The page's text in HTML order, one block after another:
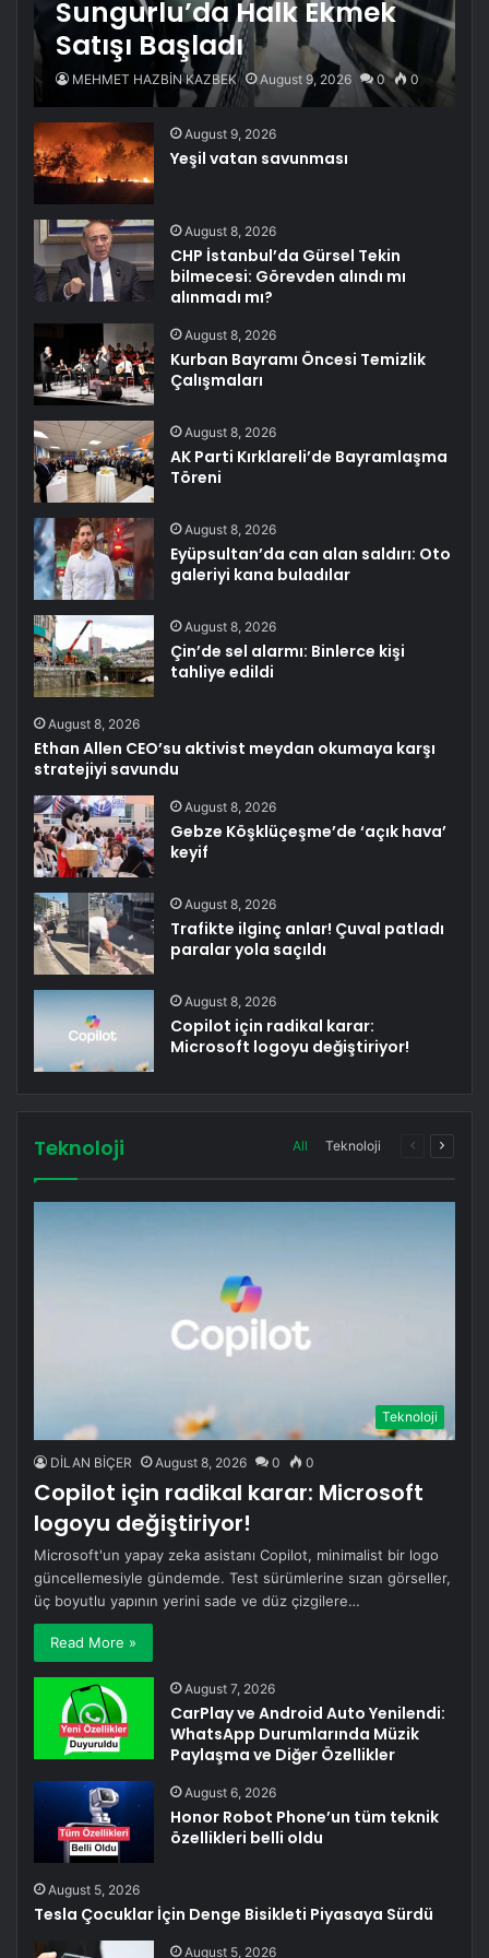
Sungurlu’da Halk Ekmek
Satışı Başladı
MEHMET HAZBİN KAZBEK August 9, 2026 0 0
August 9, 2026
Yeşil vatan savunması
August 8, 2026
CHP İstanbul’da Gürsel Tekin
bilmecesi: Görevden alındı mı
alınmadı mı?
August 8, 2026
Kurban Bayramı Öncesi Temizlik
Çalışmaları
August 8, 2026
AK Parti Kırklareli’de Bayramlaşma
Töreni
August 8, 2026
Eyüpsultan’da can alan saldırı: Oto
galeriyi kana buladılar
August 8, 2026
Çin’de sel alarmı: Binlerce kişi
tahliye edildi
August 8, 2026
Ethan Allen CEO’su aktivist meydan okumaya karşı
stratejiyi savundu
August 8, 2026
Gebze Köşklüçeşme’de ‘açık hava’
keyif
August 8, 2026
Trafikte ilginç anlar! Çuval patladı
paralar yola saçıldı
August 8, 2026
Copilot için radikal karar:
Microsoft logoyu değiştiriyor!
Teknoloji All Teknoloji
Previous
Next
Teknoloji
DİLAN BİÇER August 8, 2026 0 0
Copilot için radikal karar: Microsoft
logoyu değiştiriyor!
Microsoft'un yapay zeka asistanı Copilot, minimalist bir logo
güncellemesiyle gündemde. Test sürümlerine sızan görseller,
üç boyutlu yapının yerini sade ve düz çizgilere…
Read More »
August 7, 2026
CarPlay ve Android Auto Yenilendi:
WhatsApp Durumlarında Müzik
Paylaşma ve Diğer Özellikler
August 6, 2026
Honor Robot Phone’un tüm teknik
özellikleri belli oldu
August 5, 2026
Tesla Çocuklar İçin Denge Bisikleti Piyasaya Sürdü
August 5, 2026